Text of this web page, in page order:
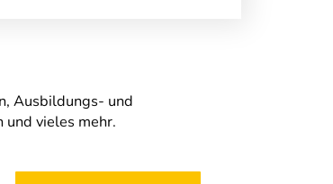
Ausbildungs- und
vieles mehr.